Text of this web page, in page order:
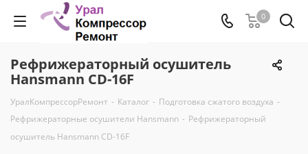
0
Рефрижераторный осушитель
Hansmann CD-16F
УралКомпрессорРемонт - Каталог - Подготовка сжатого воздуха -
Рефрижераторные осушители Hansmann - Рефрижераторный
осушитель Hansmann CD-16F